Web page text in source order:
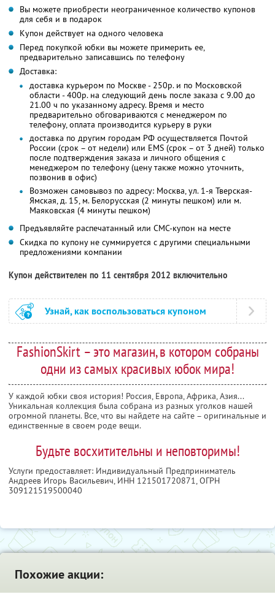
Вы можете приобрести неограниченное количество купонов
для себя и в подарок
Купон действует на одного человека
Перед покупкой юбки вы можете примерить ее,
предварительно записавшись по телефону
Доставка:
доставка курьером по Москве - 250р. и по Московской
области - 400р. на следующий день после заказа с 9.00 до
21.00 ч по указанному адресу. Время и место
предварительно обговариваются с менеджером по
телефону, оплата производится курьеру в руки
доставка по другим городам РФ осуществляется Почтой
России (срок – от недели) или EMS (срок – от 3 дней) только
после подтверждения заказа и личного общения с
менеджером по телефону (цену также можно уточнить,
позвонив в офис)
Возможен самовывоз по адресу: Москва, ул. 1-я Тверская-
Ямская, д. 15, м. Белорусская (2 минуты пешком) или м.
Маяковская (4 минуты пешком)
Предъявляйте распечатанный или СМС-купон на месте
Скидка по купону не суммируется с другими специальными
предложениями компании
Купон действителен по 11 сентября 2012 включительно
Узнай, как воспользоваться купоном
FashionSkirt – это магазин, в котором собраны
одни из самых красивых юбок мира!
У каждой юбки своя история! Россия, Европа, Африка, Азия...
Уникальная коллекция была собрана из разных уголков нашей
огромной планеты. Все, что вы найдете на сайте – оригинальные и
единственные в своем роде вещи.
Будьте восхитительны и неповторимы!
Услуги предоставляет: Индивидуальный Предприниматель
Андреев Игорь Васильевич, ИНН 121501720871, ОГРН
309121519500040
Похожие акции: